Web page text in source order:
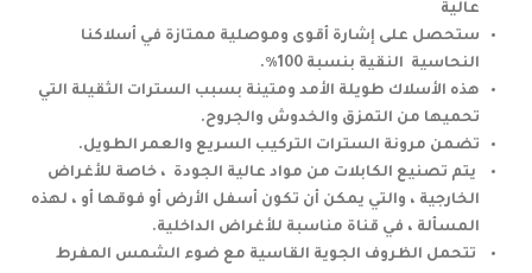
عالية
ستحصل على إشارة أقوى وموصلية ممتازة في أسلاكنا
النحاسية النقية بنسبة 100٪.
هذه الأسلاك طويلة الأمد ومتينة بسبب السترات الثقيلة التي
تحميها من التمزق والخدوش والجروح.
تضمن مرونة السترات التركيب السريع والعمر الطويل.
يتم تصنيع الكابلات من مواد عالية الجودة ، خاصة للأغراض
الخارجية ، والتي يمكن أن تكون أسفل الأرض أو فوقها أو ، لهذه
المسألة ، في قناة مناسبة للأغراض الداخلية.
تتحمل الظروف الجوية القاسية مع ضوء الشمس المفرط